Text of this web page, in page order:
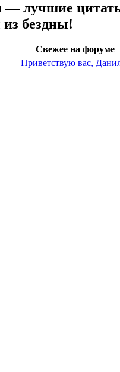
— лучшие
бездны!
Свежее на форуме
Приветствую вас,